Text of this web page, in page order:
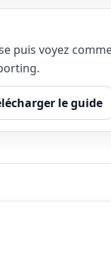
puis voyez
le guide